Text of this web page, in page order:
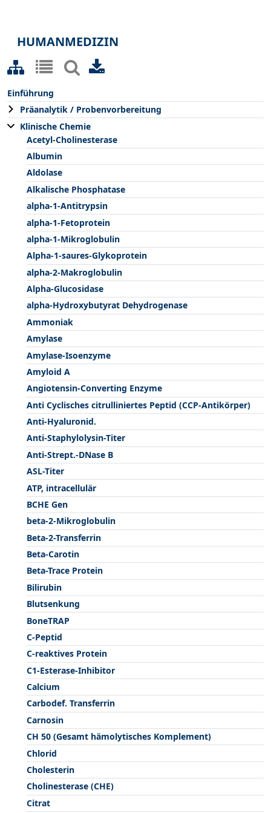
HUMANMEDIZIN
Einführung
Präanalytik / Probenvorbereitung
Klinische Chemie
Acetyl-Cholinesterase
Albumin
Aldolase
Alkalische Phosphatase
alpha-1-Antitrypsin
alpha-1-Fetoprotein
alpha-1-Mikroglobulin
Alpha-1-saures-Glykoprotein
alpha-2-Makroglobulin
Alpha-Glucosidase
alpha-Hydroxybutyrat Dehydrogenase
Ammoniak
Amylase
Amylase-Isoenzyme
Amyloid A
Angiotensin-Converting Enzyme
Anti Cyclisches citrulliniertes Peptid (CCP-Antikörper)
Anti-Hyaluronid.
Anti-Staphylolysin-Titer
Anti-Strept.-DNase B
ASL-Titer
ATP, intracellulär
BCHE Gen
beta-2-Mikroglobulin
Beta-2-Transferrin
Beta-Carotin
Beta-Trace Protein
Bilirubin
Blutsenkung
BoneTRAP
C-Peptid
C-reaktives Protein
C1-Esterase-Inhibitor
Calcium
Carbodef. Transferrin
Carnosin
CH 50 (Gesamt hämolytisches Komplement)
Chlorid
Cholesterin
Cholinesterase (CHE)
Citrat